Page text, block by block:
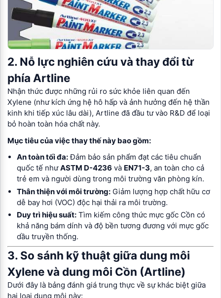
2. Nỗ lực nghiên cứu và thay đổi từ
phía Artline
Nhận thức được những rủi ro sức khỏe liên quan đến
Xylene (như kích ứng hệ hô hấp và ảnh hưởng đến hệ thần
kinh khi tiếp xúc lâu dài), Artline đã đầu tư vào R&D để loại
bỏ hoàn toàn hóa chất này.
Mục tiêu của việc thay thế này bao gồm:
An toàn tối đa:Đảm bảo sản phẩm đạt các tiêu chuẩn
quốc tế nhưASTM D-4236 và EN71-3, an toàn cho cả
trẻ em và người dùng trong môi trường văn phòng kín.
Thân thiện với môi trường:Giảm lượng hợp chất hữu cơ
dễ bay hơi (VOC) độc hại thải ra môi trường.
Duy trì hiệu suất:Tìm kiếm công thức mực gốc Cồn có
khả năng bám dính và độ bền tương đương với mực gốc
dầu truyền thống.
3. So sánh kỹ thuật giữa dung môi
Xylene và dung môi Cồn (Artline)
Dưới đây là bảng đánh giá trung thực về sự khác biệt giữa
hai loại dung môi này: